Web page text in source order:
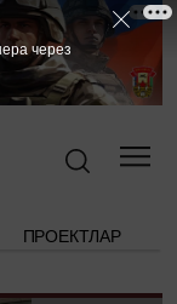
ПРОЕКТЛАР
через